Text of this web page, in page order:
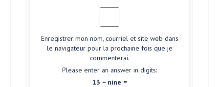
Enregistrer mon nom, courriel et site web dans
le navigateur pour la prochaine fois que je
commenterai.
Please enter an answer in digits:
13 − nine =